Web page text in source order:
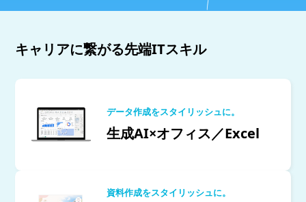
キャリアに繋がる先端ITスキル
データ作成をスタイリッシュに。
生成AI×オフィス／Excel
資料作成をスタイリッシュに。